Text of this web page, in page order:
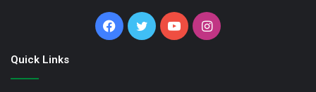
Facebook
TwitterYouTubeInstagram
Quick Links